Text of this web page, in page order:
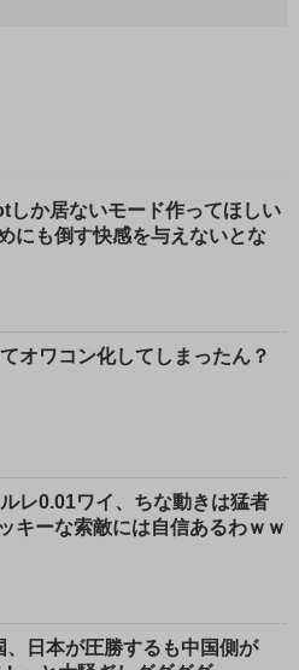
しか居ないモード作ってほしい
にも倒す快感を与えないとな
オワコン化してしまったん？
ルレ0.01ワイ、ちな動きは猛者
キーな索敵には自信あるわｗｗ
、日本が圧勝するも中国側が